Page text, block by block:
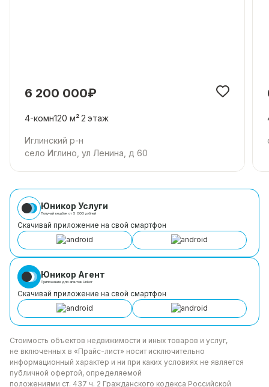
6 200 000₽
4-комн120 м²2 этаж
Иглинский р-н
село Иглино, ул Ленина, д 60
Юникор Услуги
Получай кешбэк от 5 000 рублей
Скачивай приложение на свой смартфон
Юникор Агент
Приложение для агентов Unikor
Скачивай приложение на свой смартфон
Стоимость объектов недвижимости и иных товаров и услуг,
не включенных в «Прайс-лист» носит исключительно
информационный характер и ни при каких условиях не является
публичной офертой, определяемой
положениями ст. 437 ч. 2 Гражданского кодекса Российской